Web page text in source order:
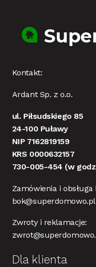
Kontakt:
Ardant Sp. z o.o.
ul. Piłsudskiego 85
24-100 Puławy
NIP 7162819159
KRS 0000632157
730-005-454 (w
Zamówienia i obsługa
bok@superdomowo.pl
Zwroty i reklamacje:
Dla klienta